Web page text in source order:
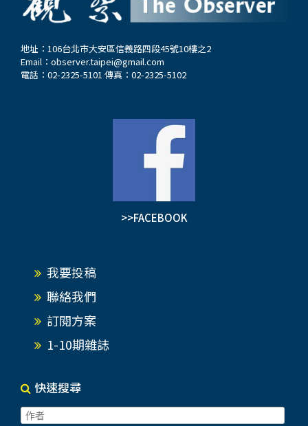
地址：106台北市大安區信義路四段45號10樓之2
Email： observer.taipei@gmail.com
電話：02-2325-5101 傳真：02-2325-5102
>>FACEBOOK
我要投稿
聯絡我們
訂閱方案
1-10期雜誌
快速搜尋